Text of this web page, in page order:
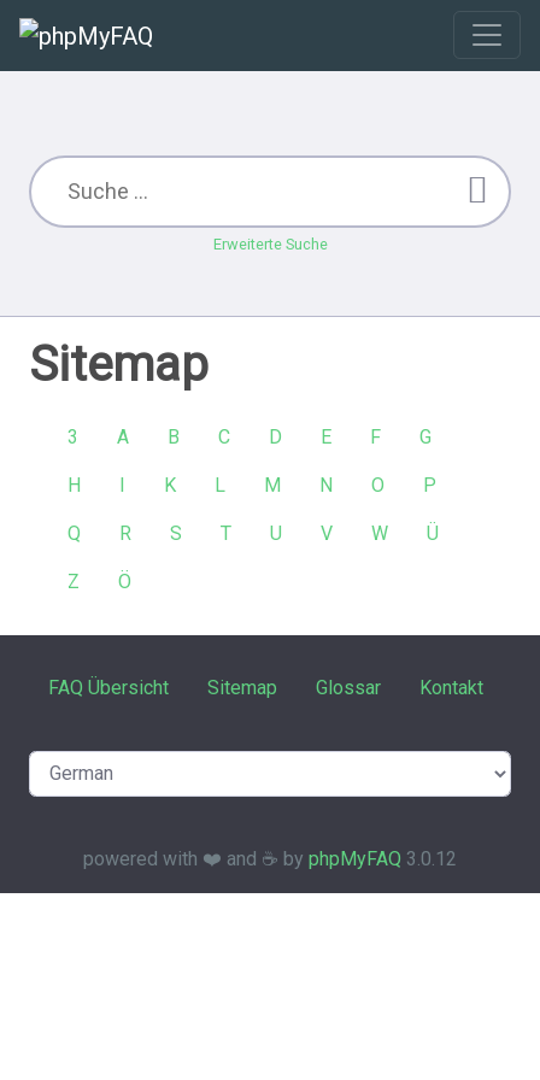
Erweiterte Suche
Sitemap
3 A B C D E F G
H I K L M N O P
Q R S T U V W Ü
Z Ö
FAQ Übersicht Sitemap Glossar Kontakt
powered with ❤️ and ☕️ by phpMyFAQ 3.0.12